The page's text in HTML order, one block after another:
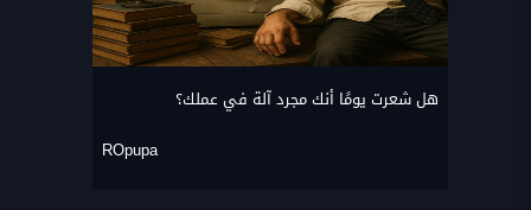
هل شعرت يومًا أنك مجرد آلة في عملك؟
ROpupa